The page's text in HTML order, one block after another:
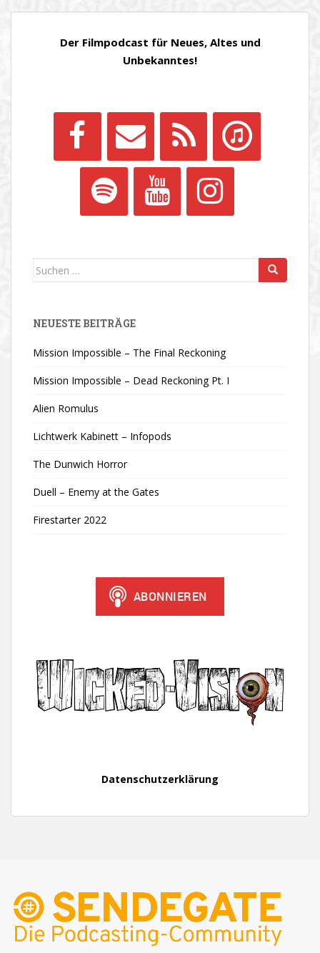
BEITRÄGE
Der Filmpodcast für Neues, Altes und
Unbekanntes!
Suchen
NEUESTE BEITRÄGE
Mission Impossible – The Final Reckoning
Mission Impossible – Dead Reckoning Pt. I
Alien Romulus
Lichtwerk Kabinett – Infopods
The Dunwich Horror
Duell – Enemy at the Gates
Firestarter 2022
Datenschutzerklärung